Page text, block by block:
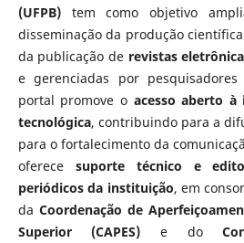
(UFPB)tem como objetivo
disseminação da produção
da publicação de revistas
e gerenciadas por
portal promove o acesso aberto à
tecnológica, contribuindo para a
para o fortalecimento da
oferece suporte técnico e
periódicos da instituição, em
da Coordenação de
Superior (CAPES) e do